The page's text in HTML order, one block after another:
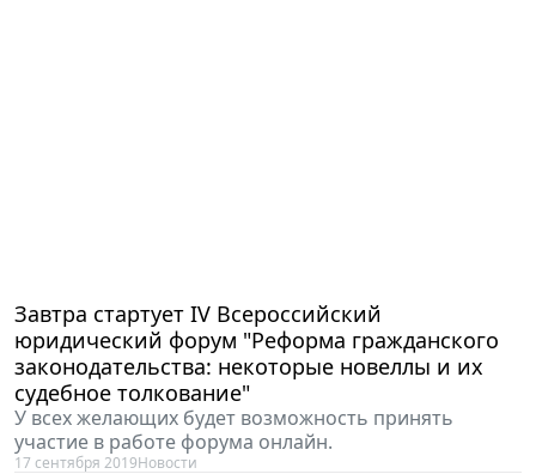
Завтра стартует IV Всероссийский
юридический форум "Реформа гражданского
законодательства: некоторые новеллы и их
судебное толкование"
У всех желающих будет возможность принять
участие в работе форума онлайн.
17 сентября 2019Новости